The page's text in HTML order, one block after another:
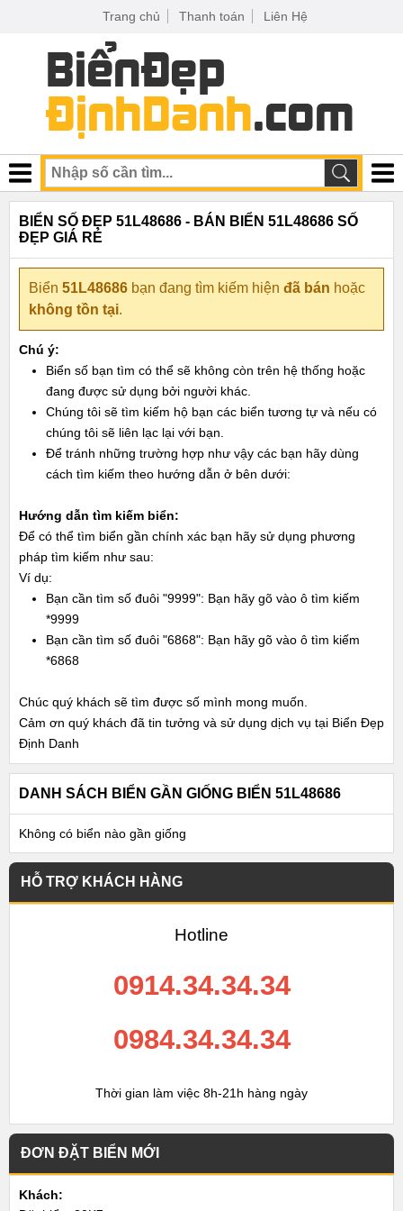
Trang chủ Thanh toán Liên Hệ
BIỂN SỐ ĐẸP 51L48686 - BÁN BIỂN 51L48686 SỐ
ĐẸP GIÁ RẺ
Biển 51L48686 bạn đang tìm kiếm hiện đã bán hoặc
không tồn tại.
Chú ý:
Biển số bạn tìm có thể sẽ không còn trên hệ thống hoặc
đang được sử dụng bởi người khác.
Chúng tôi sẽ tìm kiếm hộ bạn các biển tương tự và nếu có
chúng tôi sẽ liên lạc lại với bạn.
Để tránh những trường hợp như vậy các bạn hãy dùng
cách tìm kiếm theo hướng dẫn ở bên dưới:
Hướng dẫn tìm kiếm biển:
Để có thể tìm biển gần chính xác bạn hãy sử dụng phương
pháp tìm kiếm như sau:
Ví dụ:
Bạn cần tìm số đuôi "9999": Bạn hãy gõ vào ô tìm kiếm
*9999
Bạn cần tìm số đuôi "6868": Bạn hãy gõ vào ô tìm kiếm
*6868
Chúc quý khách sẽ tìm được số mình mong muốn.
Cảm ơn quý khách đã tin tưởng và sử dụng dịch vụ tại Biển Đẹp
Định Danh
DANH SÁCH BIỂN GẦN GIỐNG BIỂN 51L48686
Không có biển nào gần giống
HỖ TRỢ KHÁCH HÀNG
Hotline
0914.34.34.34
0984.34.34.34
Thời gian làm việc 8h-21h hàng ngày
ĐƠN ĐẶT BIỂN MỚI
Khách: